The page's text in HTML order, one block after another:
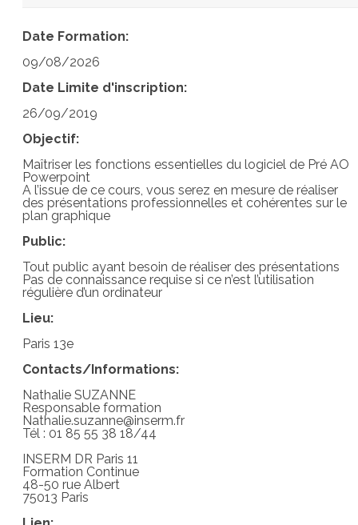
Date Formation:
09/08/2026
Date Limite d'inscription:
26/09/2019
Objectif:
Maîtriser les fonctions essentielles du logiciel de Pré AO
Powerpoint
A l’issue de ce cours, vous serez en mesure de réaliser
des présentations professionnelles et cohérentes sur le
plan graphique
Public:
Tout public ayant besoin de réaliser des présentations
Pas de connaissance requise si ce n’est l’utilisation
régulière d’un ordinateur
Lieu:
Paris 13e
Contacts/Informations:
Nathalie SUZANNE
Responsable formation
Nathalie.suzanne@inserm.fr
Tél : 01 85 55 38 18/44
INSERM DR Paris 11
Formation Continue
48-50 rue Albert
75013 Paris